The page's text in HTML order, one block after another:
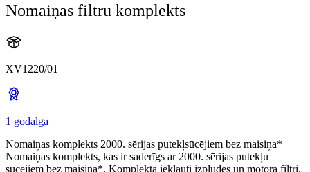
Nomaiņas filtru komplekts
XV1220/01
1 godalga
Nomaiņas komplekts 2000. sērijas putekļsūcējiem bez maisiņa*
Nomaiņas komplekts, kas ir saderīgs ar 2000. sērijas putekļu
sūcējiem bez maisiņa*. Komplektā iekļauti izplūdes un motora filtri.